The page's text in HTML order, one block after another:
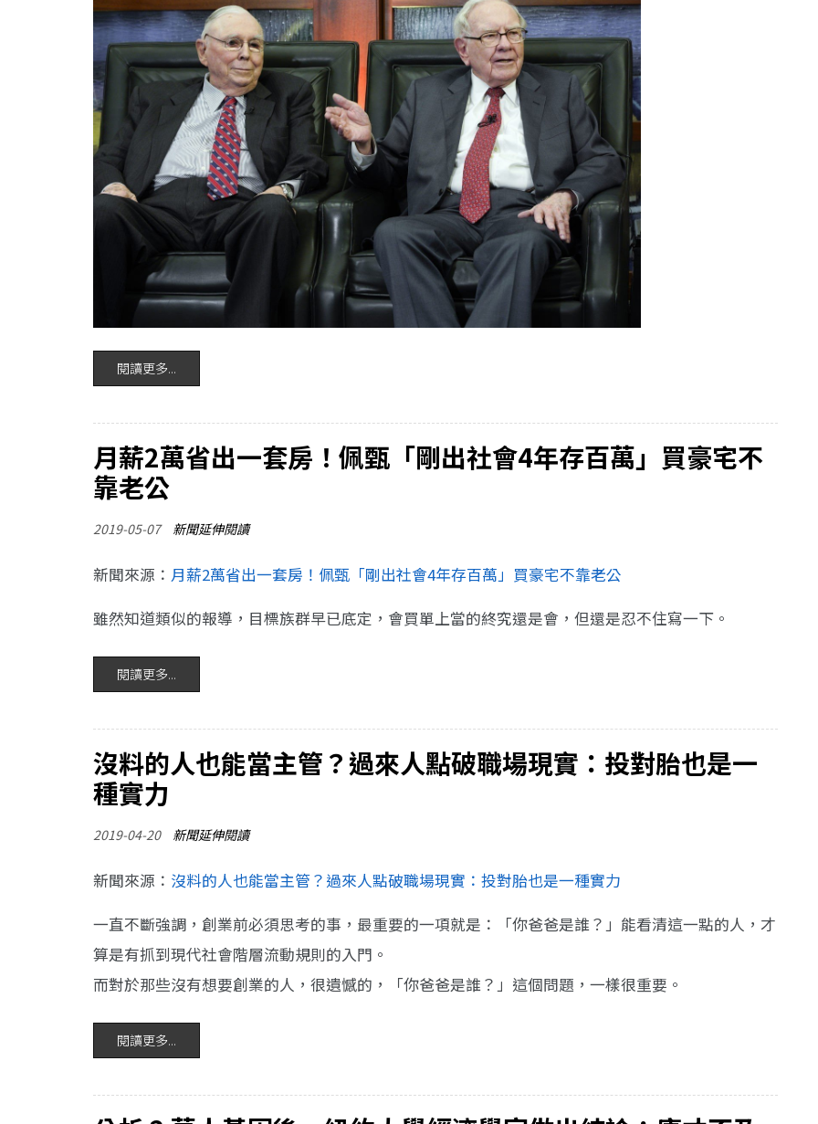
閱讀更多...
月薪2萬省出一套房！佩甄「剛出社會4年存百萬」買豪宅不
靠老公
2019-05-07 新聞延伸閱讀
新聞來源： 月薪2萬省出一套房！佩甄「剛出社會4年存百萬」買豪宅不靠老公
雖然知道類似的報導，目標族群早已底定，會買單上當的終究還是會，但還是忍不住寫一下。
閱讀更多...
沒料的人也能當主管？過來人點破職場現實：投對胎也是一
種實力
2019-04-20 新聞延伸閱讀
新聞來源： 沒料的人也能當主管？過來人點破職場現實：投對胎也是一種實力
一直不斷強調，創業前必須思考的事，最重要的一項就是：「你爸爸是誰？」能看清這一點的人，才
算是有抓到現代社會階層流動規則的入門。
而對於那些沒有想要創業的人，很遺憾的，「你爸爸是誰？」這個問題，一樣很重要。
閱讀更多...